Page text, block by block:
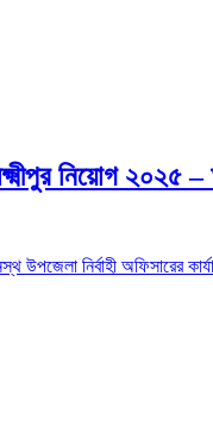
নিয়োগ ২০২৫
উপজেলা নির্বাহী অফিসারের